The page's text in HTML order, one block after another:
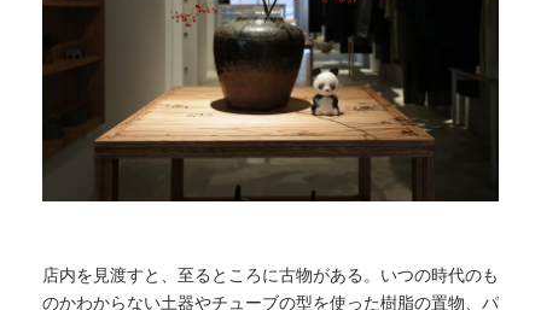
店内を見渡すと、至るところに古物がある。いつの時代のも
のかわからない土器やチューブの型を使った樹脂の置物、パ